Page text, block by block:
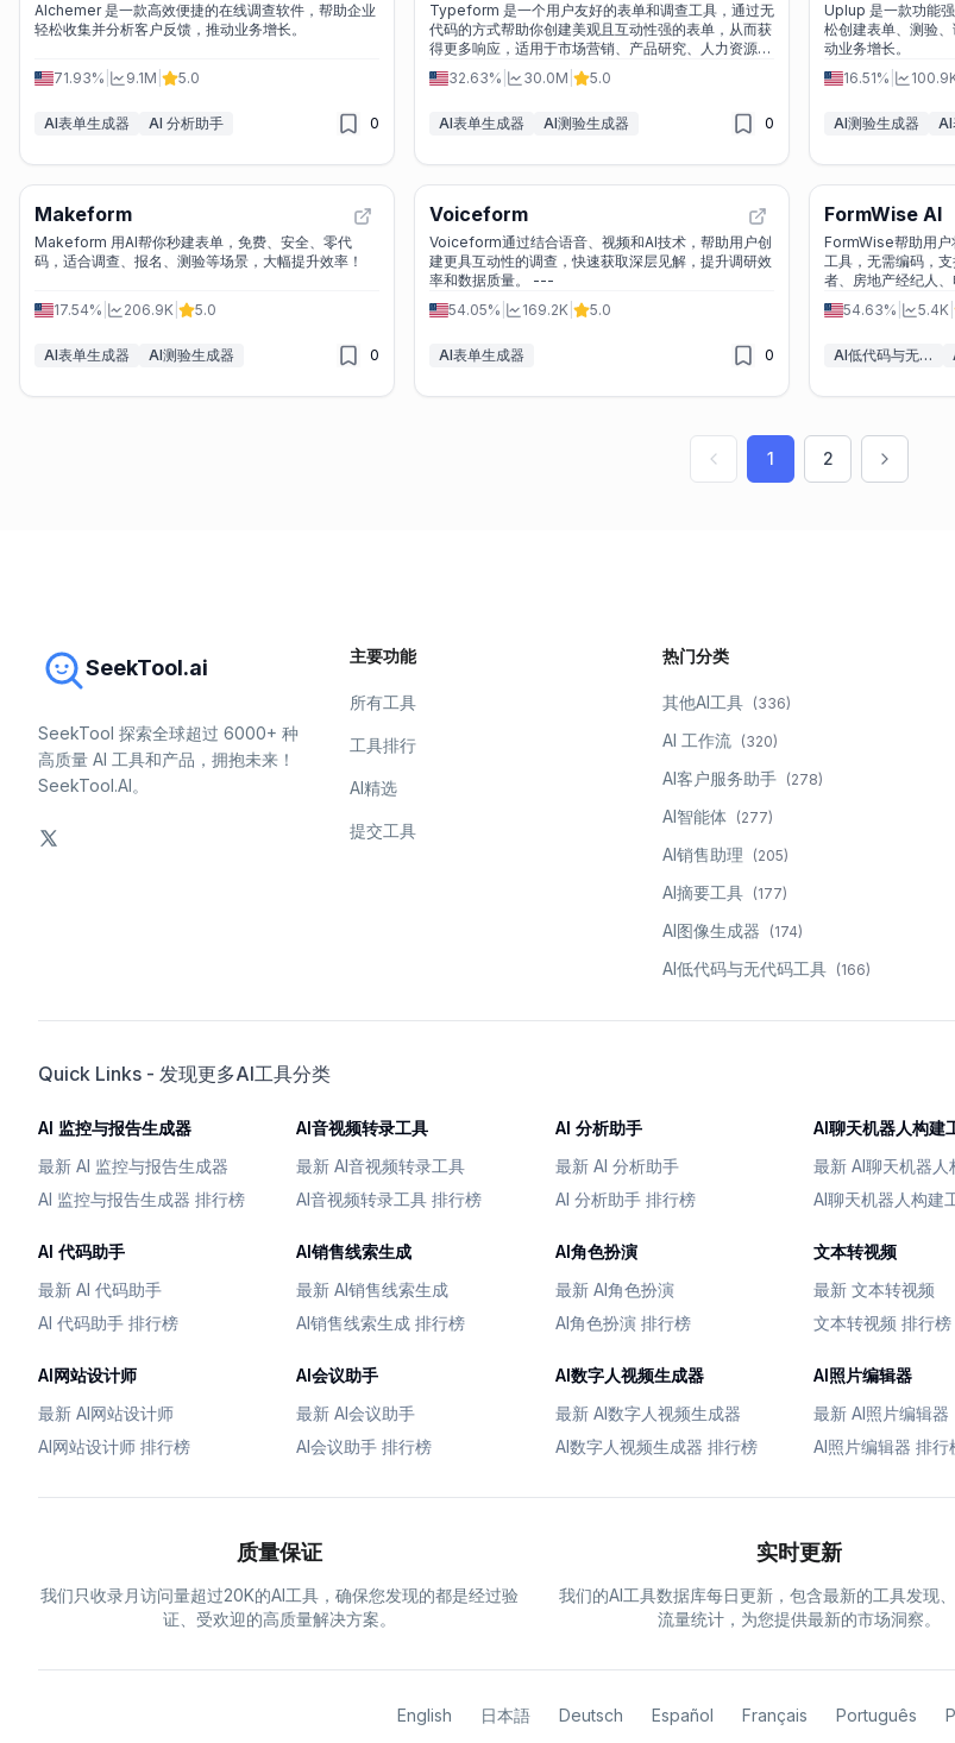
Alchemer 是一款高效便捷的在线调查软件，帮助企业
轻松收集并分析客户反馈，推动业务增长。
71.93% 9.1M 5.0
AI表单生成器 AI 分析助手 0
Typeform 是一个用户友好的表单和调查工具，通过无
代码的方式帮助你创建美观且互动性强的表单，从而获
得更多响应，适用于市场营销、产品研究、人力资源等
多种场景。
32.63% 30.0M 5.0
AI表单生成器 AI测验生成器 0
Uplup 是一款功能
松创建表单、测验
动业务增长。
16.51%
AI测验生成器 AI
Makeform
Makeform 用AI帮你秒建表单，免费、安全、零代
码，适合调查、报名、测验等场景，大幅提升效率！
17.54% 206.9K 5.0
AI表单生成器 AI测验生成器 0
Voiceform
Voiceform通过结合语音、视频和AI技术，帮助用户创
建更具互动性的调查，快速获取深层见解，提升调研效
率和数据质量。 ---
54.05%
169.2K 5.0
AI表单生成器 0
FormWise AI
FormWise帮助用户
工具，无需编码，
者、房地产经纪人
---
54.63% 5.4K
AI低代码与无代码工具
1 2
SeekTool.ai
SeekTool 探索全球超过 6000+ 种
高质量 AI 工具和产品，拥抱未来！
SeekTool.AI。
主要功能
所有工具
工具排行
AI精选
提交工具
热门分类
其他AI工具 (336)
AI 工作流 (320)
AI客户服务助手 (278)
AI智能体 (277)
AI销售助理 (205)
AI摘要工具 (177)
AI图像生成器 (174)
AI低代码与无代码工具 (166)
Quick Links - 发现更多AI工具分类
AI 监控与报告生成器
最新 AI 监控与报告生成器
AI 监控与报告生成器 排行榜
AI音视频转录工具
最新 AI音视频转录工具
AI音视频转录工具 排行榜
AI 分析助手
最新 AI 分析助手
AI 分析助手 排行榜
AI聊天机器人构建
最新 AI聊天机器人
AI聊天机器人构建
AI 代码助手
最新 AI 代码助手
AI 代码助手 排行榜
AI销售线索生成
最新 AI销售线索生成
AI销售线索生成 排行榜
AI角色扮演
最新 AI角色扮演
AI角色扮演 排行榜
文本转视频
最新 文本转视频
文本转视频 排行榜
AI网站设计师
最新 AI网站设计师
AI网站设计师 排行榜
AI会议助手
最新 AI会议助手
AI会议助手 排行榜
AI数字人视频生成器
最新 AI数字人视频生成器
AI数字人视频生成器 排行榜
AI照片编辑器
最新 AI照片编辑器
AI照片编辑器 排行
质量保证
我们只收录月访问量超过20K的AI工具，确保您发现的都是经过验
证、受欢迎的高质量解决方案。
实时更新
我们的AI工具数据库每日更新，包含最新的工具发现
流量统计，为您提供最新的市场洞察。
English 日本語 Deutsch Español Français Português